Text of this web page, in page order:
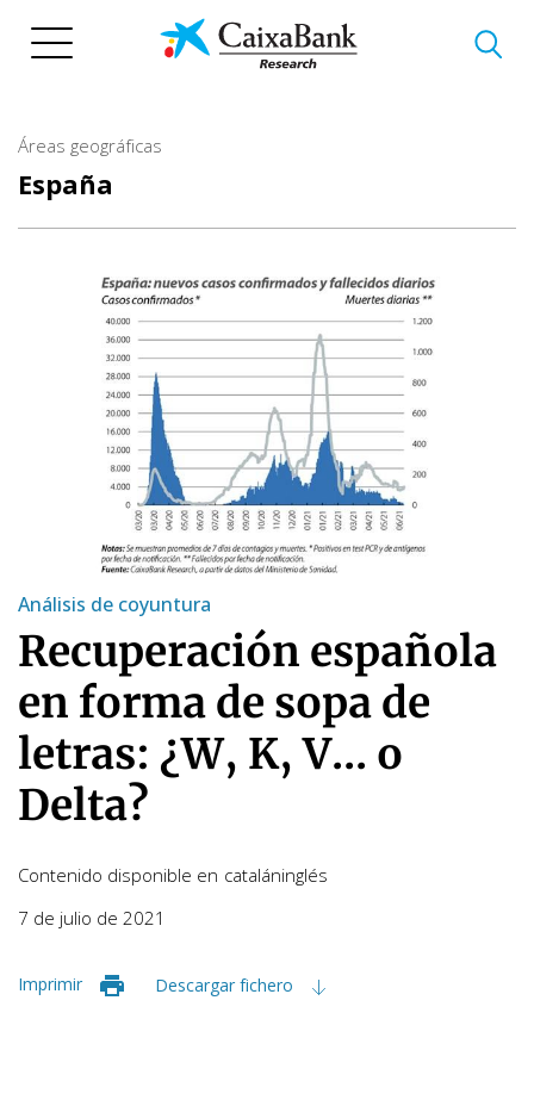
Áreas geográficas
España
Análisis de coyuntura
Recuperación española
en forma de sopa de
letras: ¿W, K, V... o
Delta?
Contenido disponible en cataláninglés
7 de julio de 2021
Imprimir Descargar fichero